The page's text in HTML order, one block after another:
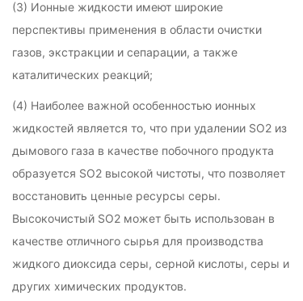
(3) Ионные жидкости имеют широкие
перспективы применения в области очистки
газов, экстракции и сепарации, а также
каталитических реакций;
(4) Наиболее важной особенностью ионных
жидкостей является то, что при удалении SO2 из
дымового газа в качестве побочного продукта
образуется SO2 высокой чистоты, что позволяет
восстановить ценные ресурсы серы.
Высокочистый SO2 может быть использован в
качестве отличного сырья для производства
жидкого диоксида серы, серной кислоты, серы и
других химических продуктов.